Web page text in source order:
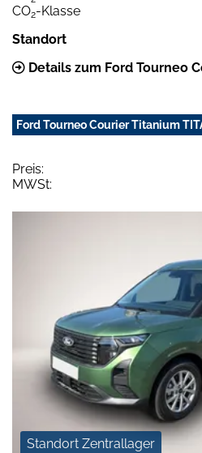
CO2-Klasse
Standort
Details zum Ford Tourneo
Ford Tourneo Courier Titanium
Preis:
MWSt:
Standort Zentrallager